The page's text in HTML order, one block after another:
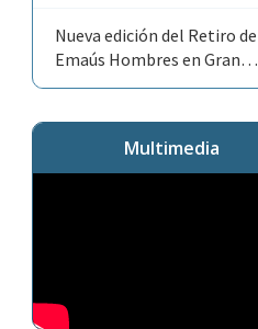
Nueva edición del Retiro de
Emaús Hombres en Gran
Canaria
Multimedia